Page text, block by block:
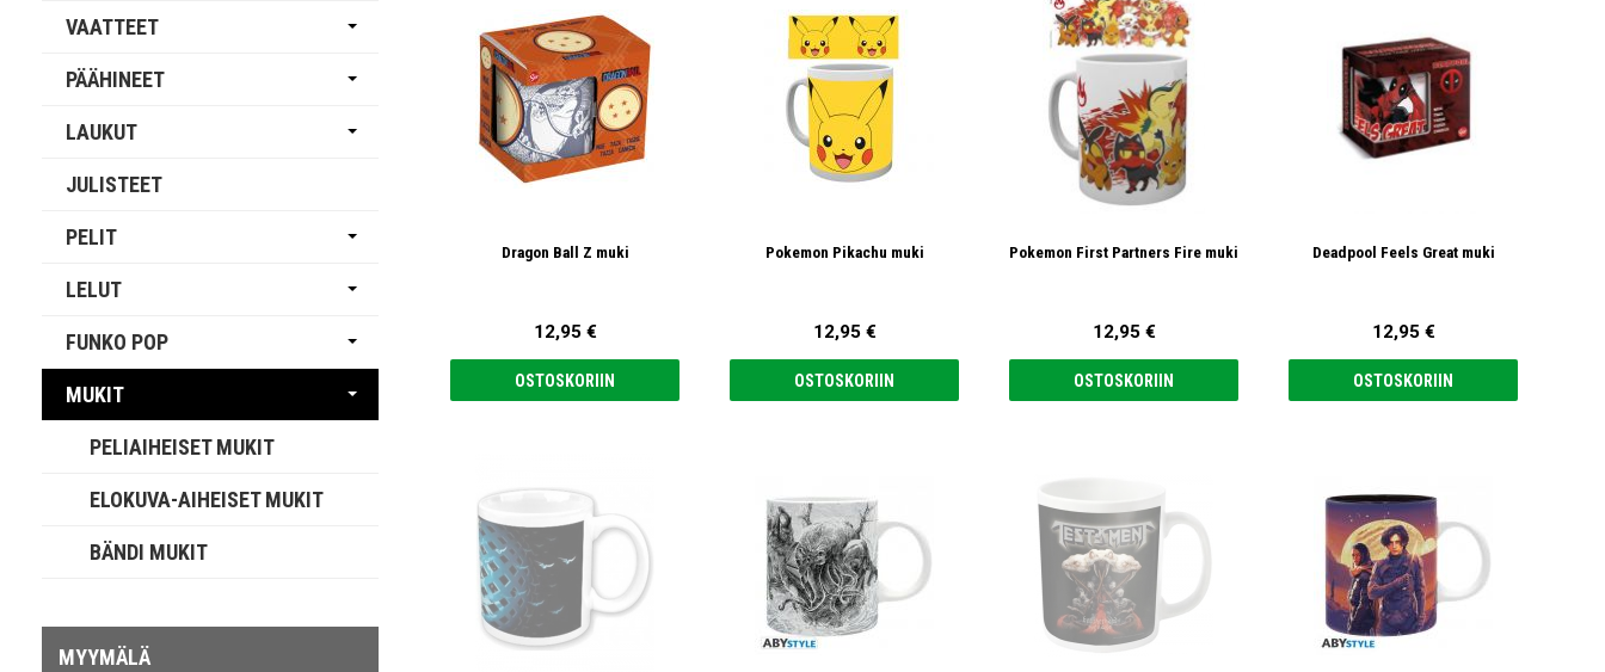
Dragon Ball Z muki
12,95 €
OSTOSKORIIN
Pokemon Pikachu muki
12,95 €
OSTOSKORIIN
Pokemon First Partners Fire muki
12,95 €
OSTOSKORIIN
Deadpool Feels Great muki
12,95 €
OSTOSKORIIN
VAATTEET
PÄÄHINEET
LAUKUT
JULISTEET
PELIT
LELUT
FUNKO POP
MUKIT
PELIAIHEISET MUKIT
ELOKUVA-AIHEISET MUKIT
BÄNDI MUKIT
MYYMÄLÄ